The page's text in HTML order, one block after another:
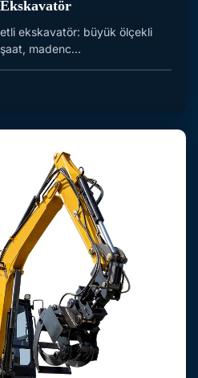
ekskavatör: büyük ölçekli
madenc...